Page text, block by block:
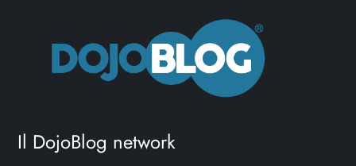
Il DojoBlog network